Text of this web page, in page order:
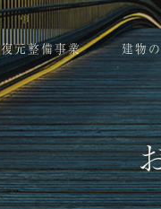
復元整備事業 建物